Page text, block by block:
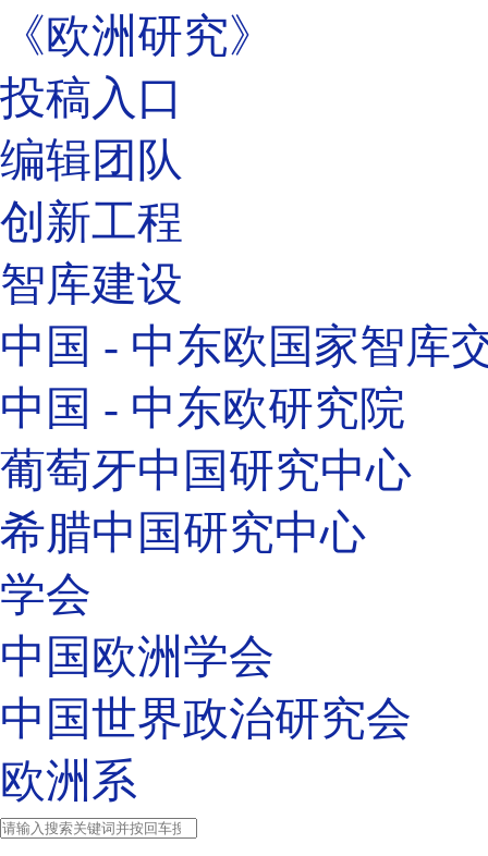
《欧洲研究》
投稿入口
编辑团队
创新工程
智库建设
中国 - 中东欧国家智库
中国 - 中东欧研究院
葡萄牙中国研究中心
希腊中国研究中心
学会
中国欧洲学会
中国世界政治研究会
欧洲系